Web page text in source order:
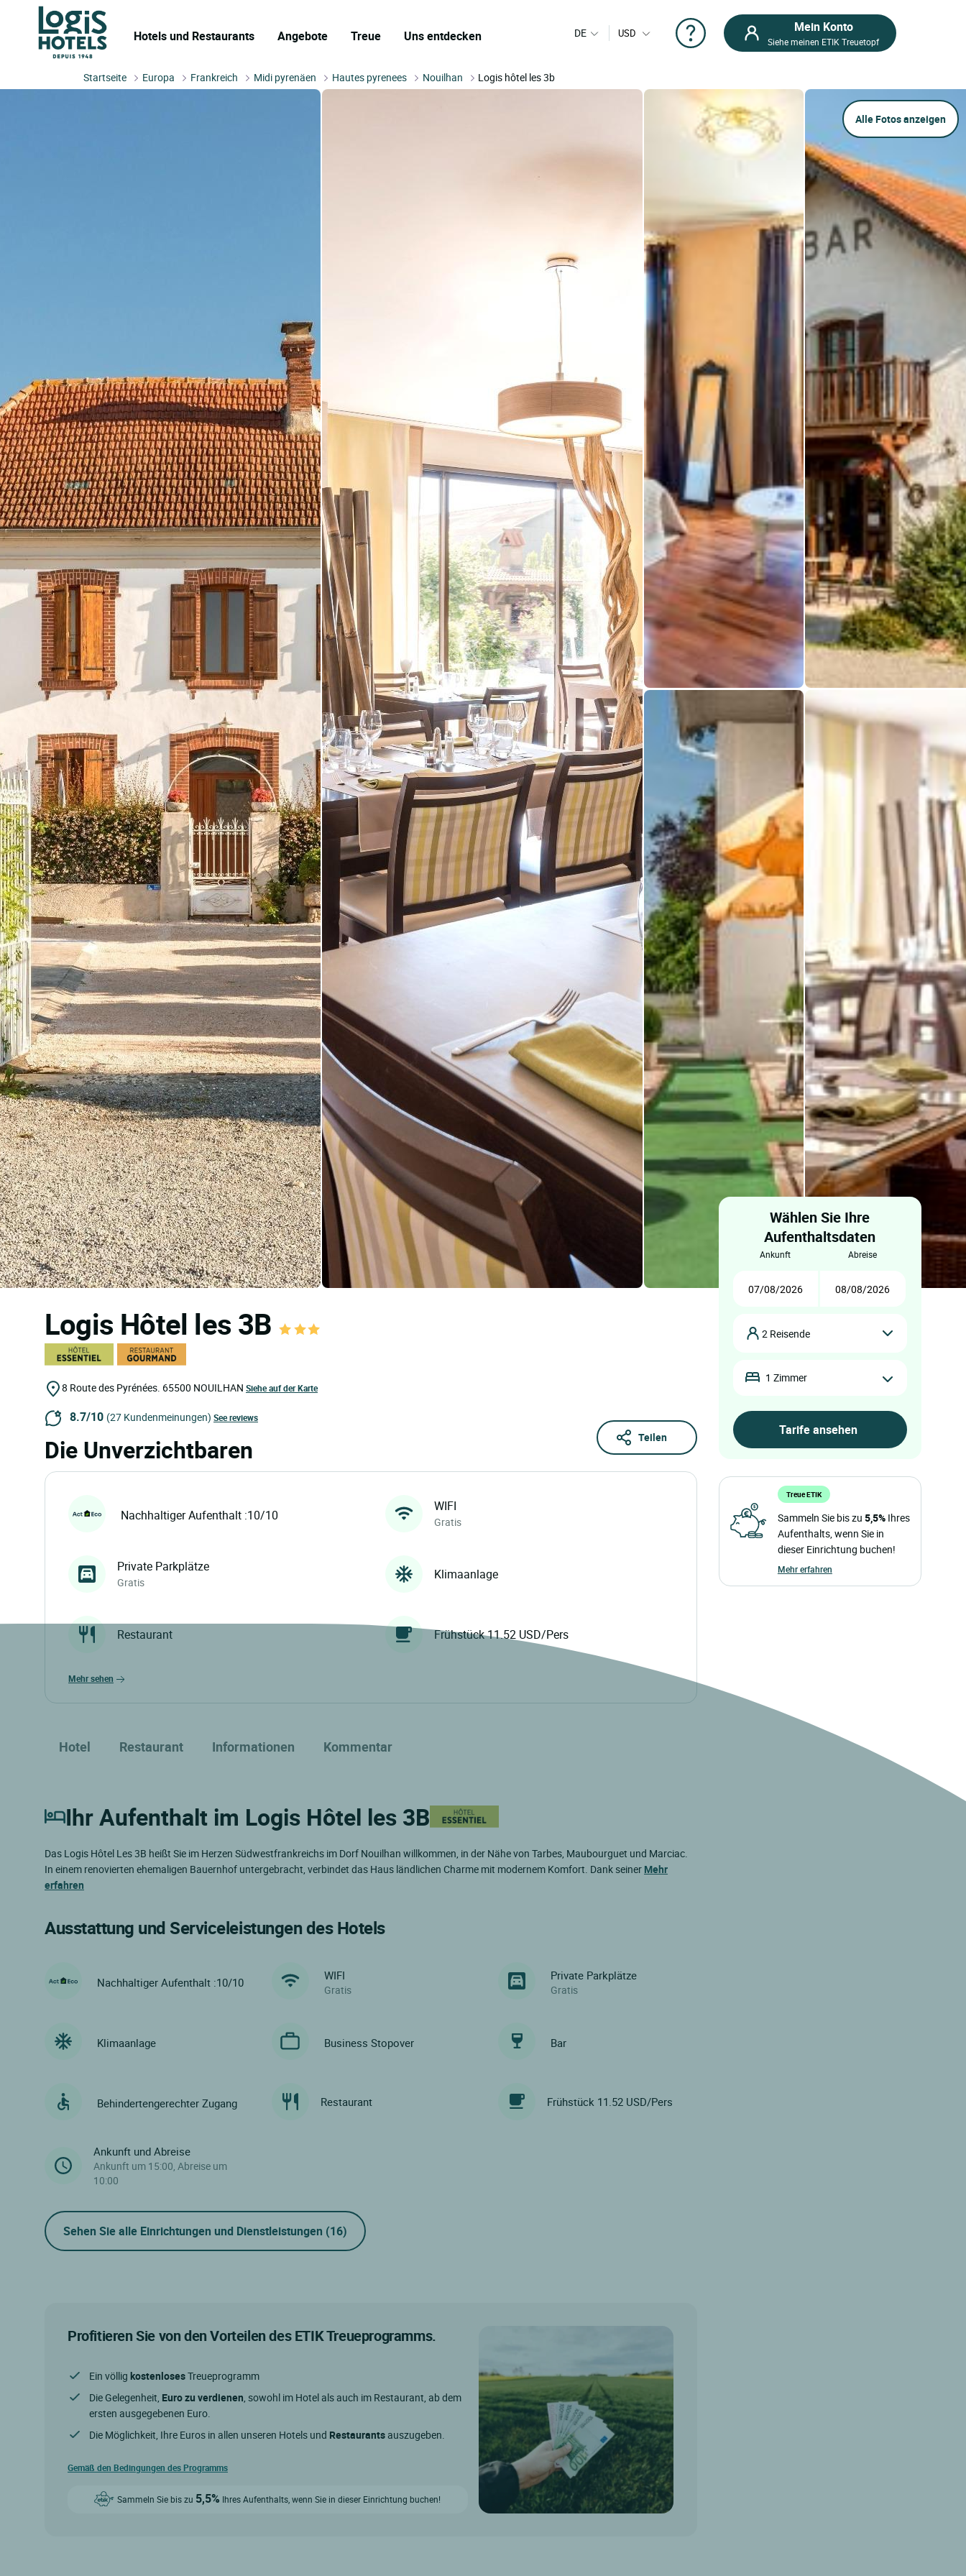
Hotels und Restaurants Angebote Treue Uns entdecken DE USD Mein Konto
Siehe meinen ETIK Treuetopf
Startseite Europa Frankreich Midi pyrenäen Hautes pyrenees Nouilhan Logis hôtel les 3b
Alle Fotos anzeigen
Logis Hôtel les 3B
8 Route des Pyrénées. 65500 NOUILHAN Siehe auf der Karte
8.7/10 (27 Kundenmeinungen) See reviews
Teilen
Die Unverzichtbaren
Nachhaltiger Aufenthalt :10/10
WIFI
Gratis
Private Parkplätze
Gratis
Klimaanlage
Restaurant Frühstück 11.52 USD/Pers
mehr sehen
Hotel Restaurant Informationen Kommentar
Ihr Aufenthalt im Logis Hôtel les 3B
Das Logis Hôtel Les 3B heißt Sie im Herzen Südwestfrankreichs im Dorf Nouilhan willkommen, in der Nähe von Tarbes, Maubourguet und Marciac.
In einem renovierten ehemaligen Bauernhof untergebracht, verbindet das Haus ländlichen Charme mit modernem Komfort. Dank seiner Mehr
erfahren
Ausstattung und Serviceleistungen des Hotels
Nachhaltiger Aufenthalt :10/10 WIFI
Gratis
Private Parkplätze
Gratis
Klimaanlage Business Stopover Bar
Behindertengerechter Zugang Restaurant Frühstück 11.52 USD/Pers
Ankunft und Abreise
Ankunft um 15:00, Abreise um
10:00
Sehen Sie alle Einrichtungen und Dienstleistungen (16)
Profitieren Sie von den Vorteilen des ETIK Treueprogramms.
Ein völlig kostenlosesTreueprogramm
Die Gelegenheit, Euro zu verdienen , sowohl im Hotel als auch im Restaurant, ab dem
ersten ausgegebenen Euro.
Die Möglichkeit, Ihre Euros in allen unseren Hotels und Restaurantsauszugeben.
Gemäß den Bedingungen des Programms
Sammeln Sie bis zu 5,5% Ihres Aufenthalts, wenn Sie in dieser Einrichtung buchen!
Wählen Sie Ihre
Aufenthaltsdaten
ankunft abreise
2 Reisende
1 Zimmer
Treue ETIK
Sammeln Sie bis zu 5,5%Ihres
Aufenthalts, wenn Sie in
dieser Einrichtung buchen!
Mehr erfahren